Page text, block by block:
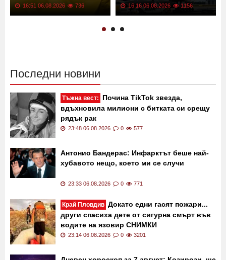
16:51 06.08.2026 736 16:16 06.08.2026 1156
Последни новини
Тъжна вест:
Почина TikTok звезда,
вдъхновила милиони с битката си срещу
рядък рак
23:48 06.08.2026 0 577
Антонио Бандерас: Инфарктът беше най-
хубавото нещо, което ми се случи
23:33 06.08.2026 0 771
Край Пловдив Докато едни гасят пожари...
други спасиха дете от сигурна смърт във
водите на язовир СНИМКИ
23:14 06.08.2026 0 3201